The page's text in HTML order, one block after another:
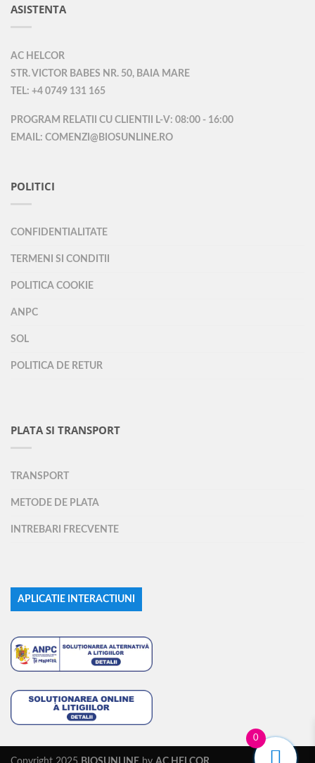
ASISTENTA
AC HELCOR
STR. VICTOR BABES NR. 50, BAIA MARE
TEL: +4 0749 131 165
PROGRAM RELATII CU CLIENTII L-V: 08:00 - 16:00
EMAIL: COMENZI@BIOSUNLINE.RO
POLITICI
CONFIDENTIALITATE
TERMENI SI CONDITII
POLITICA COOKIE
ANPC
SOL
POLITICA DE RETUR
PLATA SI TRANSPORT
TRANSPORT
METODE DE PLATA
INTREBARI FRECVENTE
APLICATIE INTERACTIUNI
0